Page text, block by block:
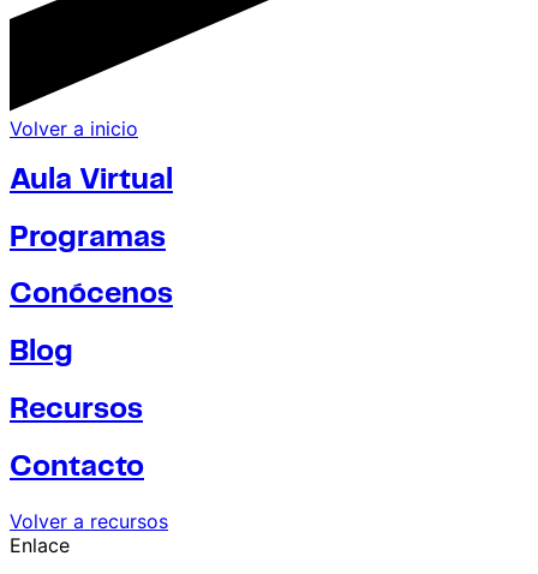
Volver a inicio
Aula Virtual
Programas
Conócenos
Blog
Recursos
Contacto
Volver a recursos
Enlace